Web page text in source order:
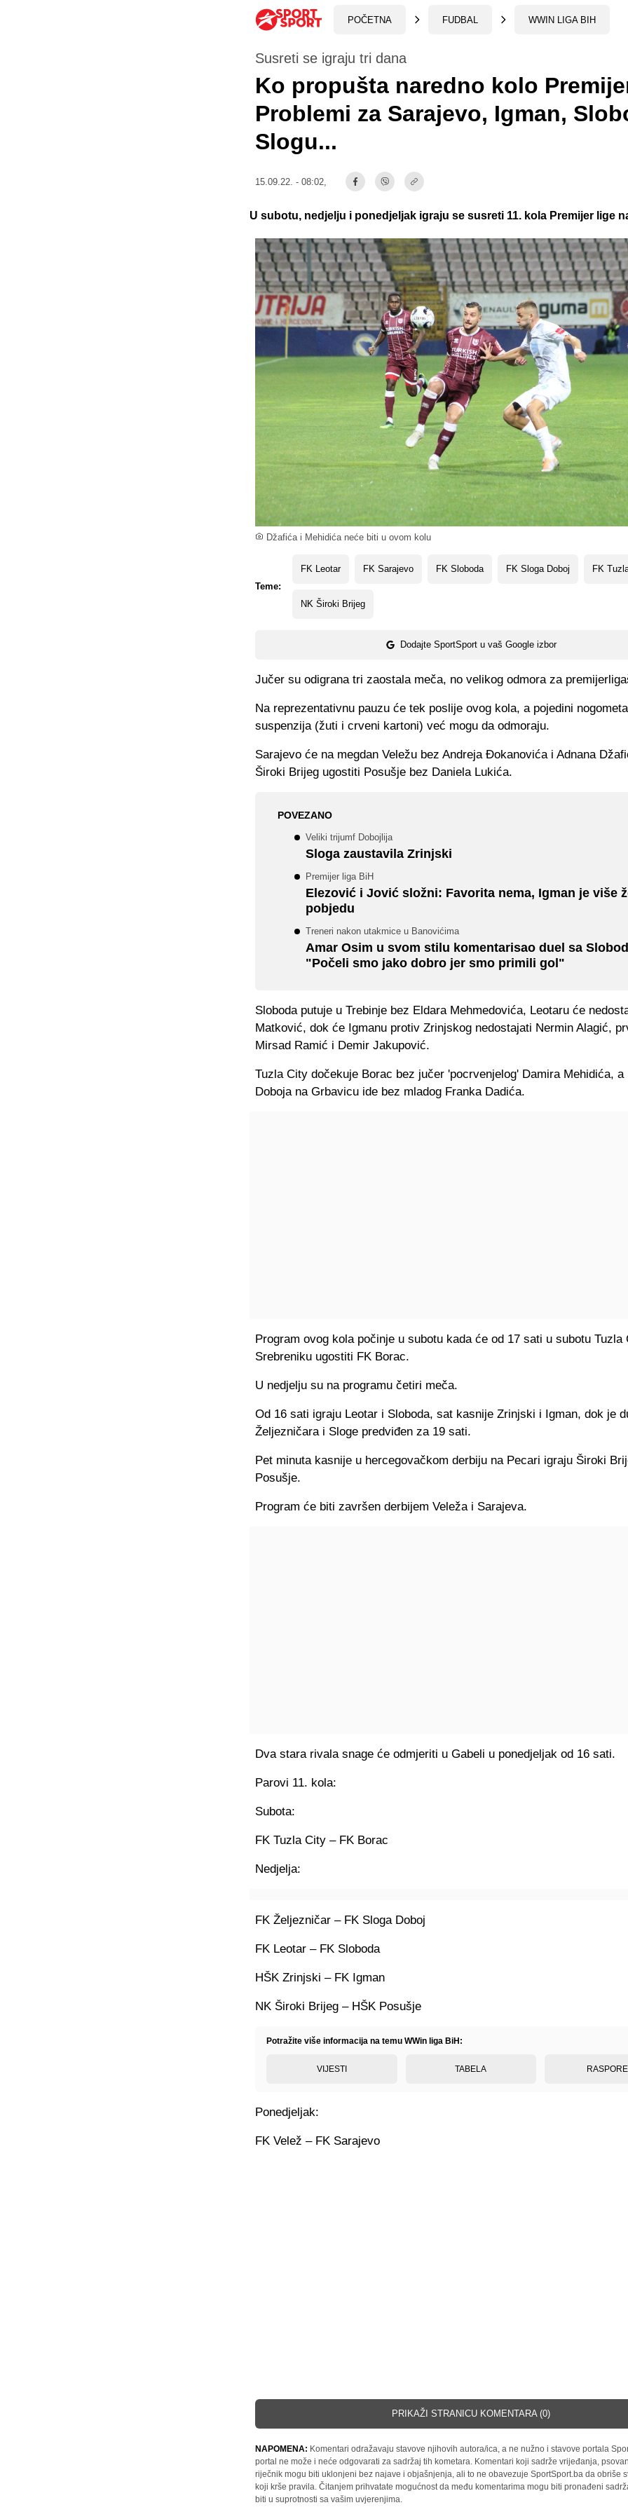
POČETNA FUDBAL WWIN LIGA BIH
Džafića i Mehidića neće biti u ovom kolu
Susreti se igraju tri dana
Ko propušta naredno kolo
Problemi za Sarajevo, Igman,
Slogu...
15.09.22. - 08:02,
Teme:
FK Leotar FK Sarajevo FK Sloboda FK Sloga Doboj FK
NK Široki Brijeg
Dodajte SportSport u vaš Google izbor
U subotu, nedjelju i ponedjeljak igraju se susreti 11. kola Premijer lige
Jučer su odigrana tri zaostala meča, no velikog odmora za
Na reprezentativnu pauzu će tek poslije ovog kola, a pojedini
suspenzija (žuti i crveni kartoni) već mogu da odmoraju.
Sarajevo će na megdan Veležu bez Andreja Đokanovića i Adnana
Široki Brijeg ugostiti Posušje bez Daniela Lukića.
POVEZANO
Veliki trijumf Dobojlija
Sloga zaustavila Zrinjski
Premijer liga BiH
Elezović i Jović složni: Favorita nema, Igman je više
pobjedu
Treneri nakon utakmice u Banovićima
Amar Osim u svom stilu komentarisao duel sa
"Počeli smo jako dobro jer smo primili gol"
Sloboda putuje u Trebinje bez Eldara Mehmedovića, Leotaru će
Matković, dok će Igmanu protiv Zrinjskog nedostajati Nermin Alagić,
Mirsad Ramić i Demir Jakupović.
Tuzla City dočekuje Borac bez jučer 'pocrvenjelog' Damira Mehidića, a
Doboja na Grbavicu ide bez mladog Franka Dadića.
Program ovog kola počinje u subotu kada će od 17 sati u subotu Tuzla
Srebreniku ugostiti FK Borac.
U nedjelju su na programu četiri meča.
Od 16 sati igraju Leotar i Sloboda, sat kasnije Zrinjski i Igman, dok je
Željezničara i Sloge predviđen za 19 sati.
Pet minuta kasnije u hercegovačkom derbiju na Pecari igraju Široki
Posušje.
Program će biti završen derbijem Veleža i Sarajeva.
Dva stara rivala snage će odmjeriti u Gabeli u ponedjeljak od 16 sati.
Parovi 11. kola:
Subota:
FK Tuzla City – FK Borac
Nedjelja:
FK Željezničar – FK Sloga Doboj
FK Leotar – FK Sloboda
HŠK Zrinjski – FK Igman
NK Široki Brijeg – HŠK Posušje
Potražite više informacija na temu WWin liga BiH:
VIJESTI TABELA
Ponedjeljak:
FK Velež – FK Sarajevo
PRIKAŽI STRANICU KOMENTARA (0)
NAPOMENA: Komentari odražavaju stavove njihovih autora/ica, a ne nužno i stavove portala
portal ne može i neće odgovarati za sadržaj tih kometara. Komentari koji sadrže vrijeđanja,
riječnik mogu biti uklonjeni bez najave i objašnjenja, ali to ne obavezuje SportSport.ba da obriše
koji krše pravila. Čitanjem prihvatate mogućnost da među komentarima mogu biti pronađeni
biti u suprotnosti sa vašim uvjerenjima.